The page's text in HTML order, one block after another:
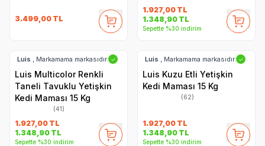
3.499,00 TL
1.927,00 TL
1.348,90 TL
Sepette %30 indirim
Luis , Markamama markasıdır. ✓
Luis Multicolor Renkli
Taneli Tavuklu Yetişkin
Kedi Maması 15 Kg
(41)
1.927,00 TL
1.348,90 TL
Sepette %30 indirim
Luis , Markamama markasıdır. ✓
Luis Kuzu Etli Yetişkin
Kedi Maması 15 Kg
(62)
1.927,00 TL
1.348,90 TL
Sepette %30 indirim